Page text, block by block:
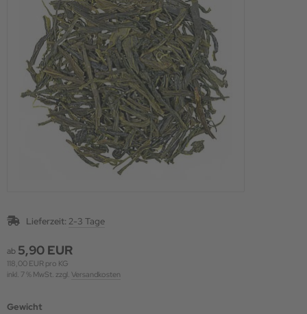
Lieferzeit: 2-3 Tage
ab 5,90 EUR
118,00 EUR pro KG
inkl. 7 % MwSt. zzgl. Versandkosten
Gewicht